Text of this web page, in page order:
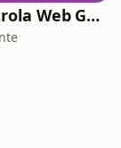
Rádio Vitrola Web Gospel